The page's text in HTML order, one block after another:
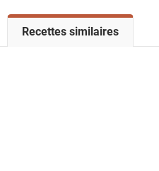
o
Recettes similaires